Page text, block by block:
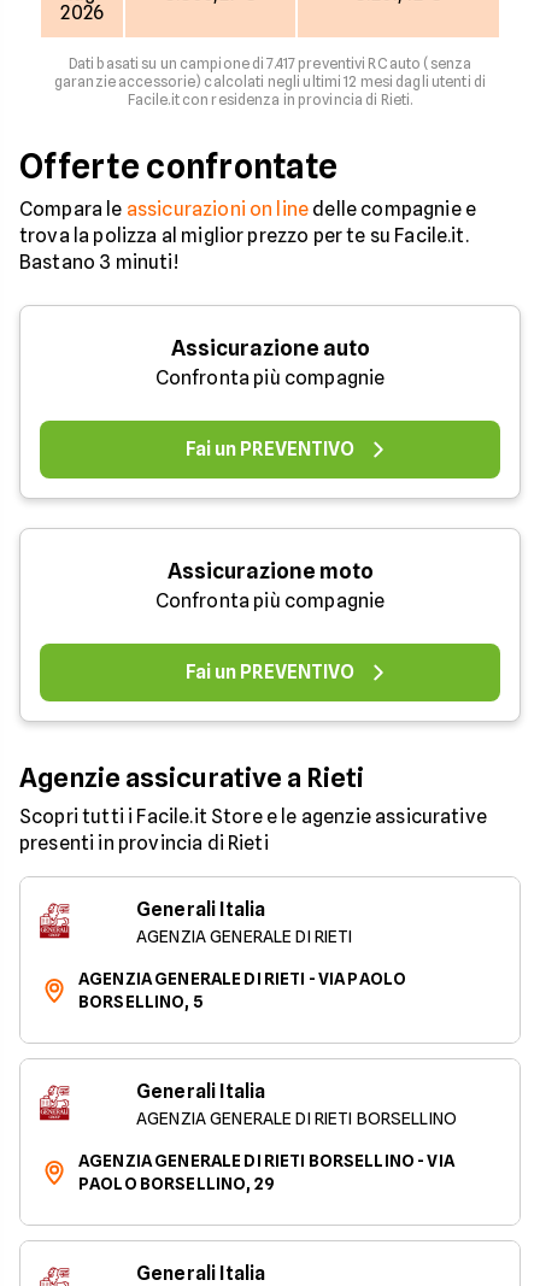
2026
Dati basati su un campione di 7.417 preventivi RC auto (senza
garanzie accessorie) calcolati negli ultimi 12 mesi dagli utenti di
Facile.it con residenza in provincia di Rieti.
Offerte confrontate
Compara le assicurazioni on line delle compagnie e
trova la polizza al miglior prezzo per te su Facile.it.
Bastano 3 minuti!
Assicurazione auto
Confronta più compagnie
Fai un PREVENTIVO
Assicurazione moto
Confronta più compagnie
Fai un PREVENTIVO
Agenzie assicurative a Rieti
Scopri tutti i Facile.it Store e le agenzie assicurative
presenti in provincia di Rieti
Generali Italia
AGENZIA GENERALE DI RIETI
AGENZIA GENERALE DI RIETI - VIA PAOLO
BORSELLINO, 5
Generali Italia
AGENZIA GENERALE DI RIETI BORSELLINO
AGENZIA GENERALE DI RIETI BORSELLINO - VIA
PAOLO BORSELLINO, 29
Generali Italia